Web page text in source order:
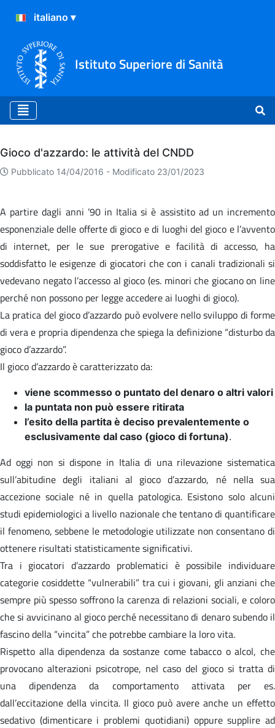
Istituto Superiore di Sanità
Archivio
Gioco d'azzardo: le attività del CNDD
Pubblicato 14/04/2016 - Modificato 23/01/2023
A partire dagli anni ’90 in Italia si è assistito ad un incremento
esponenziale delle offerte di gioco e di luoghi del gioco e l’avvento
di internet, per le sue prerogative e facilità di accesso, ha
soddisfatto le esigenze di giocatori che con i canali tradizionali si
vedevano negato l’accesso al gioco (es. minori che giocano on line
perché non possono per legge accedere ai luoghi di gioco).
La pratica del gioco d’azzardo può evolvere nello sviluppo di forme
di vera e propria dipendenza che spiega la definizione “disturbo da
gioco d’azzardo”.
Il gioco d’azzardo è caratterizzato da:
viene scommesso o puntato del denaro o altri valori
la puntata non può essere ritirata
l’esito della partita è deciso prevalentemente o
esclusivamente dal caso (gioco di fortuna).
Ad oggi non si dispone in Italia di una rilevazione sistematica
sull’abitudine degli italiani al gioco d’azzardo, né nella sua
accezione sociale né in quella patologica. Esistono solo alcuni
studi epidemiologici a livello nazionale che tentano di quantificare
il fenomeno, sebbene le metodologie utilizzate non consentano di
ottenere risultati statisticamente significativi.
Tra i giocatori d’azzardo problematici è possibile individuare
categorie cosiddette “vulnerabili” tra cui i giovani, gli anziani che
sempre più spesso soffrono la carenza di relazioni sociali, e coloro
che si avvicinano al gioco perché necessitano di denaro subendo il
fascino della “vincita” che potrebbe cambiare la loro vita.
Rispetto alla dipendenza da sostanze come tabacco o alcol, che
provocano alterazioni psicotrope, nel caso del gioco si tratta di
una dipendenza da comportamento attivata per es.
dall’eccitazione della vincita. Il gioco può avere anche un effetto
sedativo (dimenticare i problemi quotidiani) oppure supplire ad